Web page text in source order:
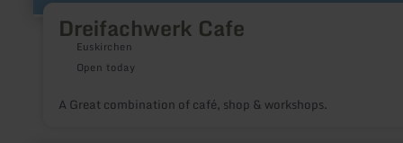
Dreifachwerk Cafe
Euskirchen
Open today
A Great combination of café, shop & workshops.